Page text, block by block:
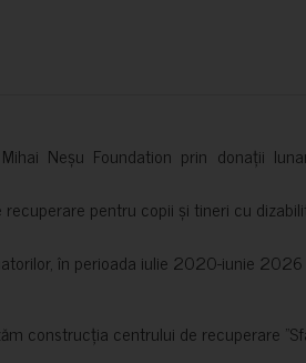
Neșu Foundation prin donații
pentru copii și tineri cu
în perioada iulie 2020-iunie
construcția centrului de recuperare